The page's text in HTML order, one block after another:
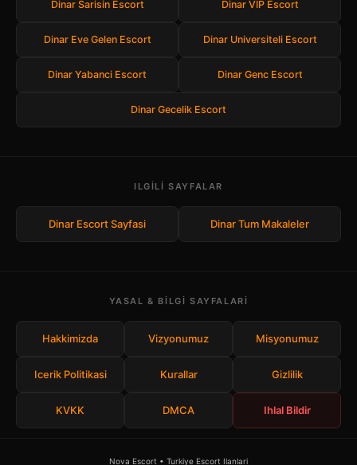
Dinar Sarisin Escort Dinar VIP Escort
Dinar Eve Gelen Escort Dinar Universiteli Escort
Dinar Yabanci Escort Dinar Genc Escort
Dinar Gecelik Escort
ILGILI SAYFALAR
Dinar Escort Sayfasi Dinar Tum Makaleler
YASAL & BILGI SAYFALARI
Hakkimizda Vizyonumuz Misyonumuz
Icerik Politikasi Kurallar Gizlilik
KVKK DMCA Ihlal Bildir
Nova Escort • Turkiye Escort Ilanlari